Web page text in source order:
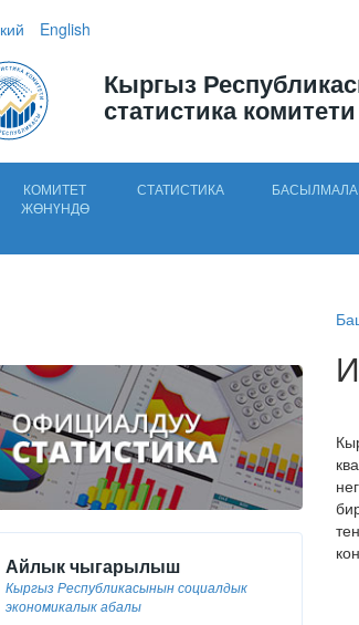
English
Кыргыз
статистика комитети
КОМИТЕТ
ЖӨНҮНДӨ
СТАТИСТИКА
Айлык чыгарылыш
Кыргыз Республикасынын социалдык
экономикалык абалы